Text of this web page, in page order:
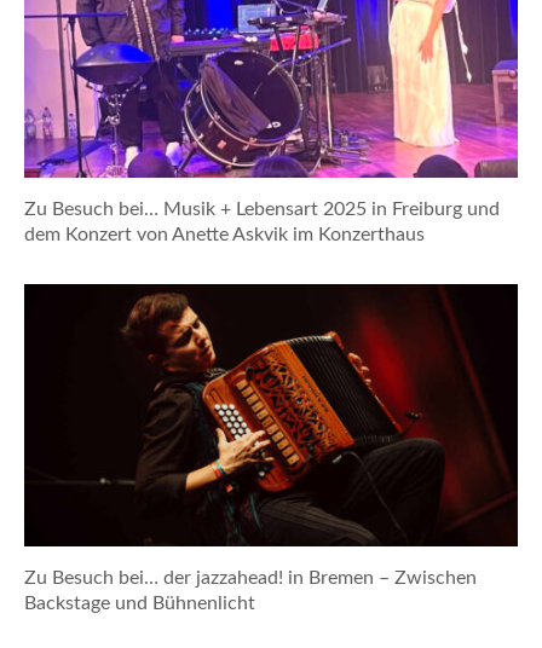
Zu Besuch bei… Musik + Lebensart 2025 in Freiburg und
dem Konzert von Anette Askvik im Konzerthaus
Zu Besuch bei… der jazzahead! in Bremen – Zwischen
Backstage und Bühnenlicht